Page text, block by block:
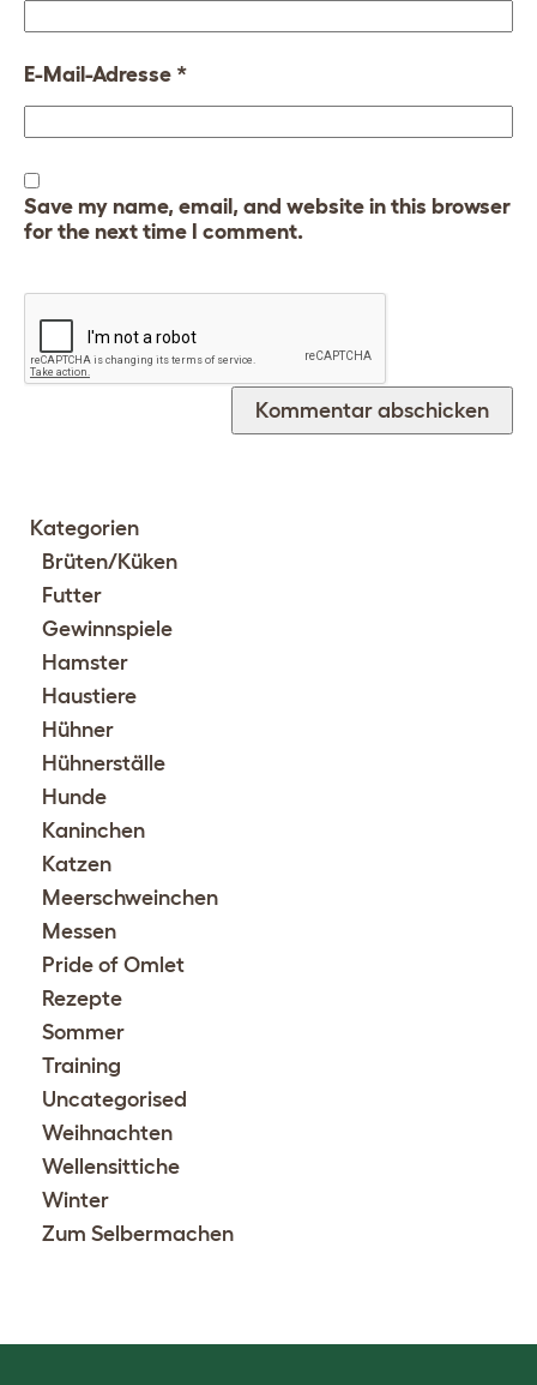
E-Mail-Adresse *
Save my name, email, and website in this browser
for the next time I comment.
Kategorien
Brüten/Küken
Futter
Gewinnspiele
Hamster
Haustiere
Hühner
Hühnerställe
Hunde
Kaninchen
Katzen
Meerschweinchen
Messen
Pride of Omlet
Rezepte
Sommer
Training
Uncategorised
Weihnachten
Wellensittiche
Winter
Zum Selbermachen